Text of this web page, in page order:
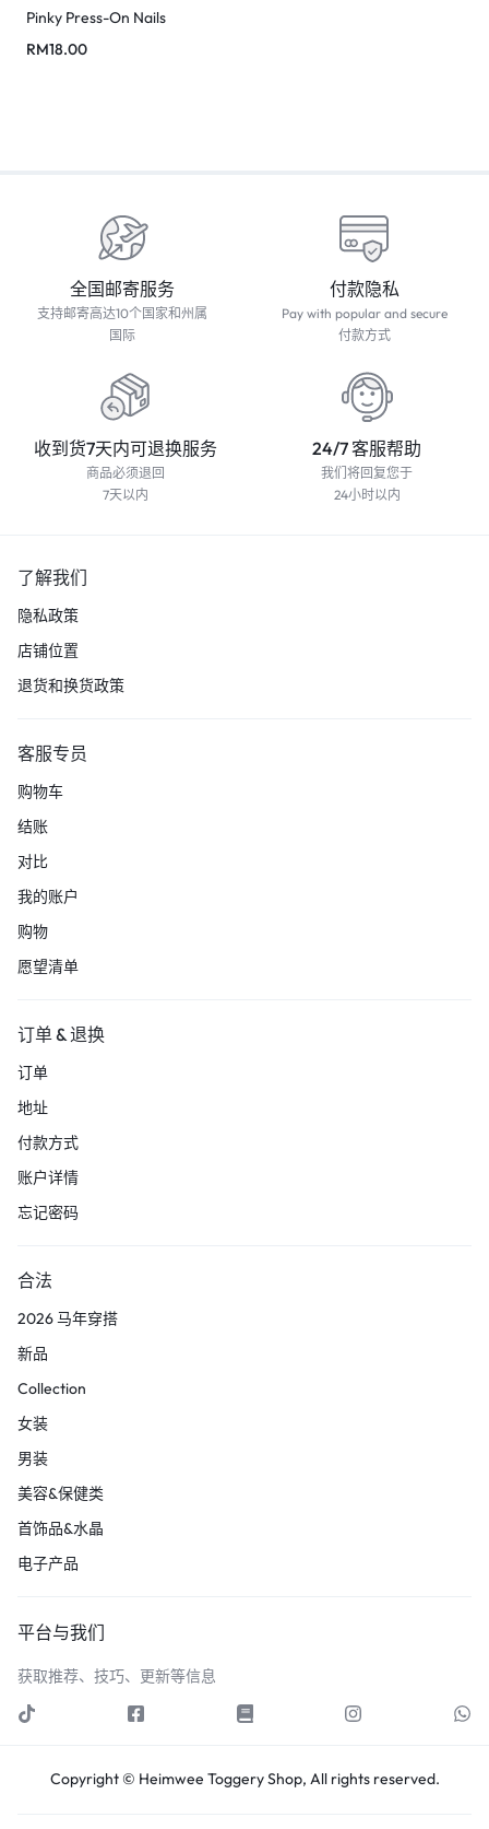
Pinky Press-On Nails
RM18.00
全国邮寄服务
支持邮寄高达10个国家和州属
国际
付款隐私
Pay with popular and secure
付款方式
收到货7天内可退换服务
商品必须退回
7天以内
24/7 客服帮助
我们将回复您于
24小时以内
了解我们
隐私政策
店铺位置
退货和换货政策
客服专员
购物车
结账
对比
我的账户
购物
愿望清单
订单 & 退换
订单
地址
付款方式
账户详情
忘记密码
合法
2026 马年穿搭
新品
Collection
女装
男装
美容&保健类
首饰品&水晶
电子产品
平台与我们
获取推荐、技巧、更新等信息
Copyright © Heimwee Toggery Shop, All rights reserved.